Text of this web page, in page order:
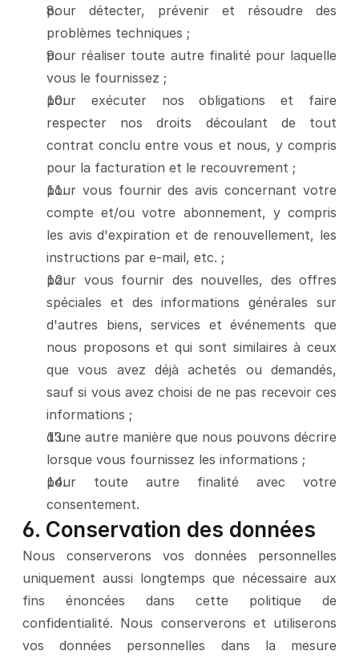
pour détecter, prévenir et résoudre des
problèmes techniques ;
pour réaliser toute autre finalité pour laquelle
vous le fournissez ;
pour exécuter nos obligations et faire
respecter nos droits découlant de tout
contrat conclu entre vous et nous, y compris
pour la facturation et le recouvrement ;
pour vous fournir des avis concernant votre
compte et/ou votre abonnement, y compris
les avis d'expiration et de renouvellement, les
instructions par e-mail, etc. ;
pour vous fournir des nouvelles, des offres
spéciales et des informations générales sur
d'autres biens, services et événements que
nous proposons et qui sont similaires à ceux
que vous avez déjà achetés ou demandés,
sauf si vous avez choisi de ne pas recevoir ces
informations ;
d'une autre manière que nous pouvons décrire
lorsque vous fournissez les informations ;
pour toute autre finalité avec votre
consentement.
6. Conservation des données
Nous conserverons vos données personnelles
uniquement aussi longtemps que nécessaire aux
fins énoncées dans cette politique de
confidentialité. Nous conserverons et utiliserons
vos données personnelles dans la mesure